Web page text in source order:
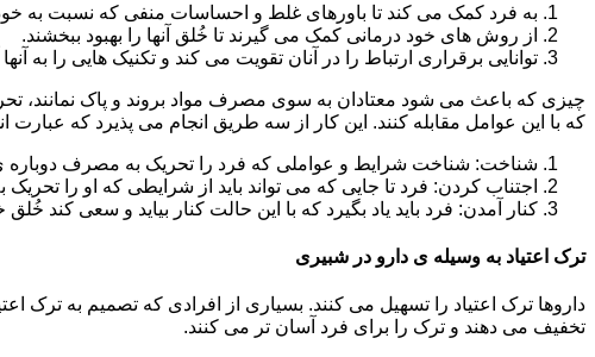
به فرد کمک می کند تا باورهای غلط و احساسات منفی که نسبت به خود
از روش های خود درمانی کمک می گیرند تا خُلق آنها را بهبود ببخشند.
توانایی برقراری ارتباط را در آنان تقویت می کند و تکنیک هایی را به
چیزی که باعث می شود معتادان به سوی مصرف مواد بروند و پاک نمانند،
که با این عوامل مقابله کنند. این کار از سه طریق انجام می پذیرد که عبارت
شناخت: شناخت شرایط و عواملی که فرد را تحریک به مصرف دوباره ی
اجتناب کردن: فرد تا جایی که می تواند باید از شرایطی که او را
کنار آمدن: فرد باید یاد بگیرد که با این حالت کنار بیاید و سعی کند خُلق
ترک اعتیاد به وسیله ی دارو در شبیری
داروها ترک اعتیاد را تسهیل می کنند. بسیاری از افرادی که تصمیم به ترک
تخفیف می دهند و ترک را برای فرد آسان تر می کنند.